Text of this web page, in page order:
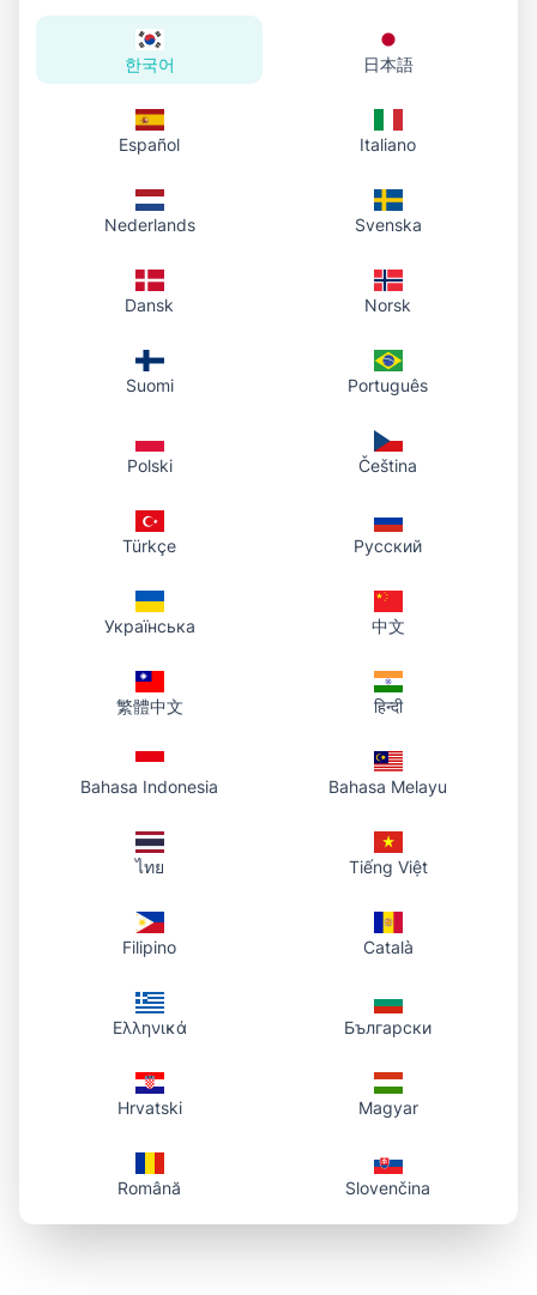
임시 링크가 아니라 진짜 PDF 라이브러리가 필요하다면:
한 번 업로드해 계정에 저장하고 언제든 돌아오세요.
공유 내역을 확인할 수 있습니다.
개인 호스팅: HTTPS로 제공되며 라이브러리에 저장
공개 링크 복사, 브라우저에서 열기, 원본 PDF 다운로
드를 바로 할 수 있습니다.
파일이 있는 한 같은 URL은 유효합니다. 대시보드에
서 삭제하면 해당 파일 링크는 더 이상 동작하지 않습
더 이상 필요 없는 파일은 대시보드에서 삭제하면 링크가 작동하지
한국어 日本語
Español Italiano
Nederlands Svenska
Dansk Norsk
Suomi Português
Polski Čeština
Türkçe Русский
Українська 中文
繁體中文 हिन्दी
Bahasa Indonesia Bahasa Melayu
ไทย Tiếng Việt
Filipino Català
Ελληνικά Български
Hrvatski Magyar
Română Slovenčina